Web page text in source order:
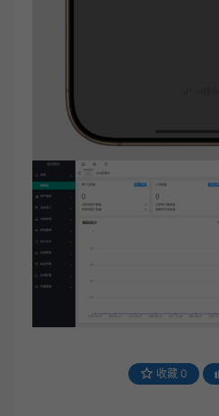
收藏 0